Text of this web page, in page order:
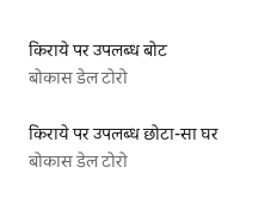
किराये पर उपलब्ध बोट
बोकास डेल टोरो
किराये पर उपलब्ध छोटा-सा घर
बोकास डेल टोरो